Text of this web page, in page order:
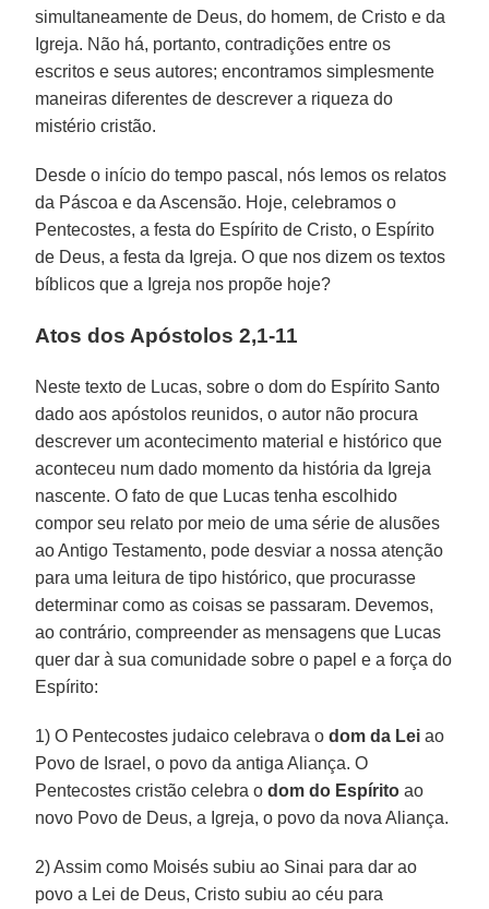
simultaneamente de Deus, do homem, de Cristo e da
Igreja. Não há, portanto, contradições entre os
escritos e seus autores; encontramos simplesmente
maneiras diferentes de descrever a riqueza do
mistério cristão.
Desde o início do tempo pascal, nós lemos os relatos
da Páscoa e da Ascensão. Hoje, celebramos o
Pentecostes, a festa do Espírito de Cristo, o Espírito
de Deus, a festa da Igreja. O que nos dizem os textos
bíblicos que a Igreja nos propõe hoje?
Atos dos Apóstolos 2,1-11
Neste texto de Lucas, sobre o dom do Espírito Santo
dado aos apóstolos reunidos, o autor não procura
descrever um acontecimento material e histórico que
aconteceu num dado momento da história da Igreja
nascente. O fato de que Lucas tenha escolhido
compor seu relato por meio de uma série de alusões
ao Antigo Testamento, pode desviar a nossa atenção
para uma leitura de tipo histórico, que procurasse
determinar como as coisas se passaram. Devemos,
ao contrário, compreender as mensagens que Lucas
quer dar à sua comunidade sobre o papel e a força do
Espírito:
1) O Pentecostes judaico celebrava odom da Lei ao
Povo de Israel, o povo da antiga Aliança. O
Pentecostes cristão celebra odom do Espírito ao
novo Povo de Deus, a Igreja, o povo da nova Aliança.
2) Assim como Moisés subiu ao Sinai para dar ao
povo a Lei de Deus, Cristo subiu ao céu para